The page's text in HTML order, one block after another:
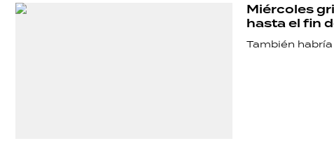
Miércoles
hasta el fin
También